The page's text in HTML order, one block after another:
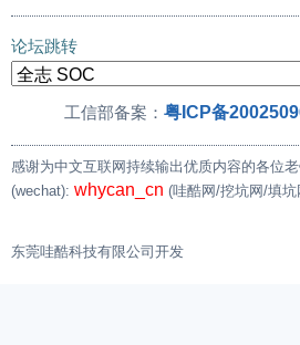
论坛跳转
工信部备案： 粤ICP备
感谢为中文互联网持续输出优质内容的各位老
(wechat): whycan_cn (哇酷网/挖坑网/填坑
东莞哇酷科技有限公司开发